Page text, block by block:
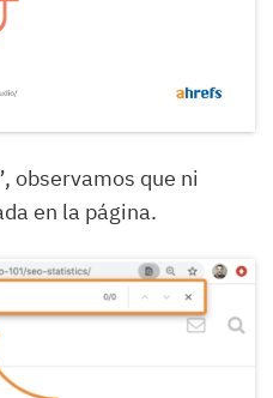
observamos que ni
en la página.